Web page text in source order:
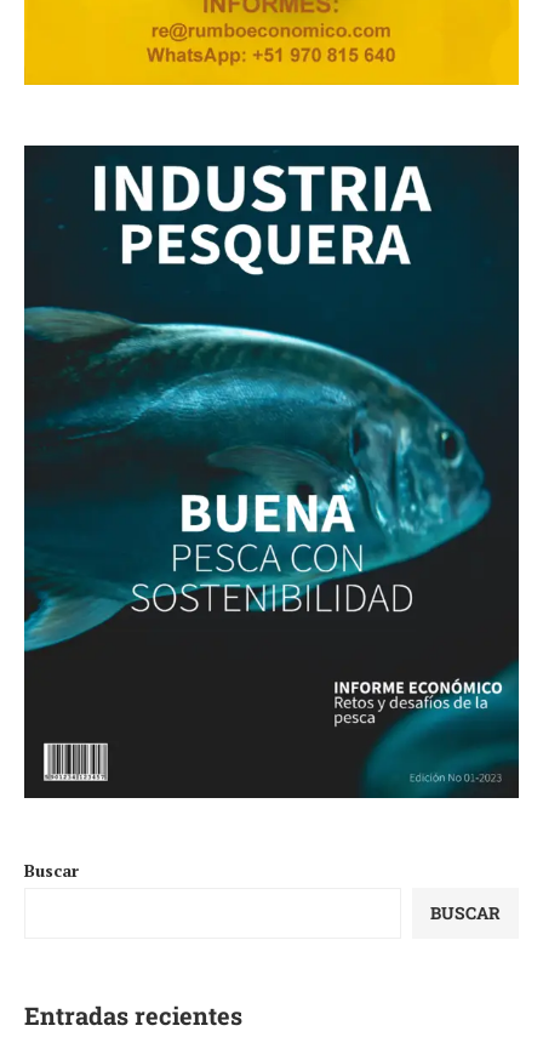
Buscar
BUSCAR
Entradas recientes